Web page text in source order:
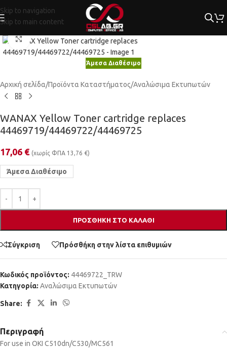
Skip to navigation
Skip to main content
Κλικ για μεγέθυνση
Άμεσα Διαθέσιμο
Αρχική σελίδα/Προϊόντα Καταστήματος/Αναλώσιμα Εκτυπωτών
WANAX Yellow Toner cartridge replaces
44469719/44469722/44469725
17,06 € (χωρίς ΦΠΑ 13,76 €)
Άμεσα Διαθέσιμο
ΠΡΟΣΘΉΚΗ ΣΤΟ ΚΑΛΆΘΙ
Σύγκριση Πρόσθήκη στην λίστα επιθυμιών
Κωδικός προϊόντος: 44469722_TRW
Κατηγορία: Αναλώσιμα Εκτυπωτών
Share:
Περιγραφή
For use in OKI C510dn/C530/MC561